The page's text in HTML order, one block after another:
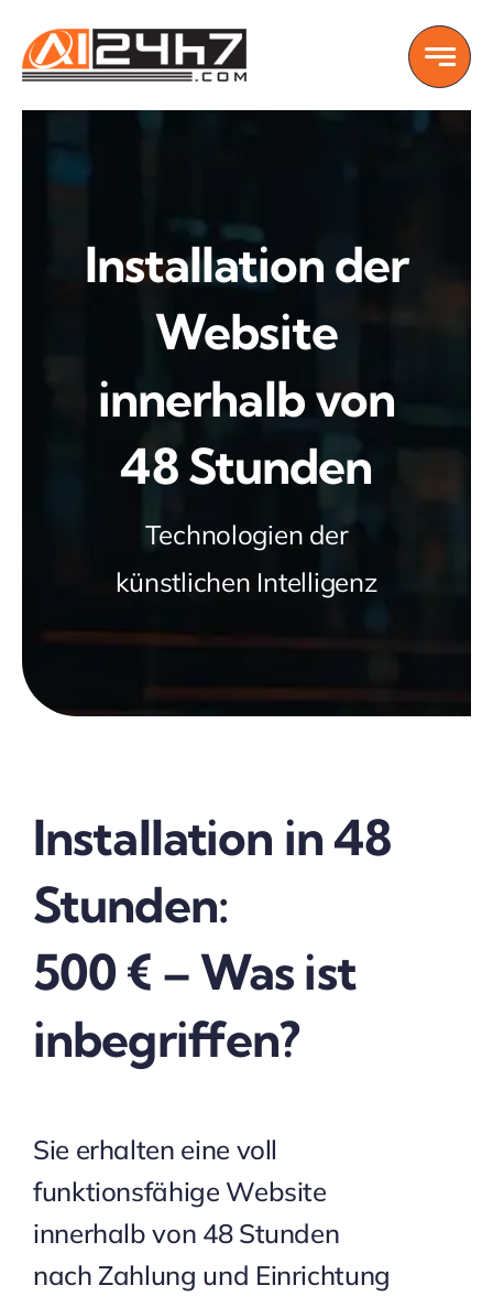
content
Installation der
Website
innerhalb von
48 Stunden
Technologien der
künstlichen Intelligenz
Installation in 48
Stunden:
500 € – Was ist
inbegriffen?
Sie erhalten eine voll
funktionsfähige Website
innerhalb von 48 Stunden
nach Zahlung und Einrichtung